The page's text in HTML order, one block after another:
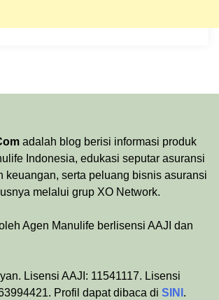
adalah blog berisi informasi produk
Indonesia, edukasi seputar asuransi
keuangan, serta peluang bisnis asuransi
melalui grup XO Network.
Agen Manulife berlisensi AAJI dan
Lisensi AAJI: 11541117. Lisensi
Profil dapat dibaca di SINI .